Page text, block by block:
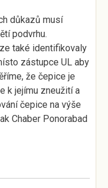
důkazů musí
podvrhu.
také identifikovaly
zástupce UL aby
že čepice je
k jejímu zneužití a
čepice na výše
Chaber Ponorabad